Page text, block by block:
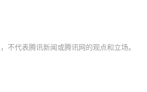
不代表腾讯新闻或腾讯网的观点和立场。